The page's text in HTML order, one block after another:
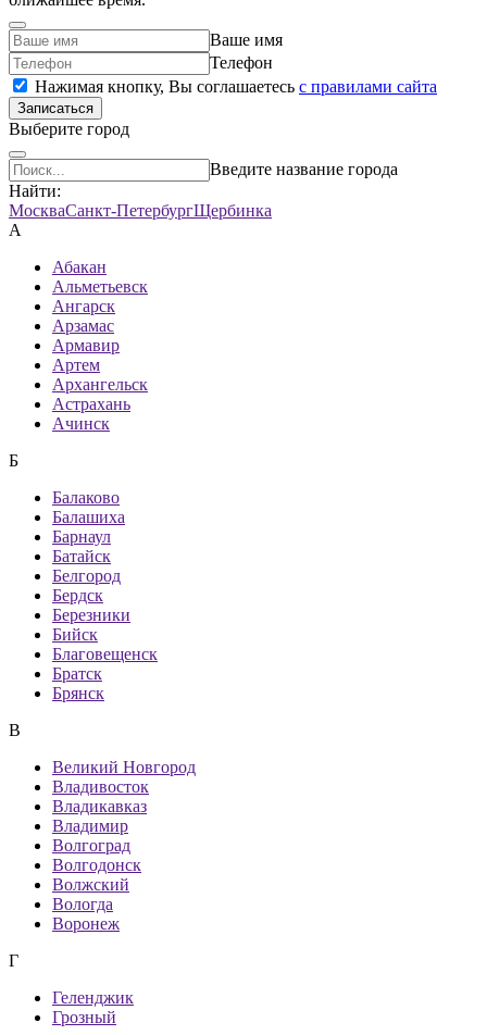
Ваше имя
Телефон
Нажимая кнопку, Вы соглашаетесь c правилами сайта
Записаться
Выберите город
Введите название города
Найти:
МоскваСанкт-ПетербургЩербинка
А
Абакан
Альметьевск
Ангарск
Арзамас
Армавир
Артем
Архангельск
Астрахань
Ачинск
Б
Балаково
Балашиха
Барнаул
Батайск
Белгород
Бердск
Березники
Бийск
Благовещенск
Братск
Брянск
В
Великий Новгород
Владивосток
Владикавказ
Владимир
Волгоград
Волгодонск
Волжский
Вологда
Воронеж
Г
Геленджик
Грозный